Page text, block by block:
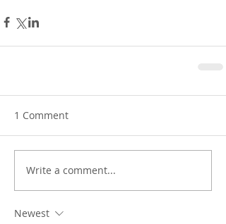
1 Comment
Write a comment...
Newest